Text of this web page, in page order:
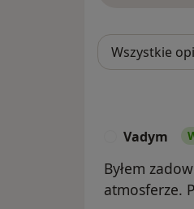
Vadym
Byłem
atmosferze.